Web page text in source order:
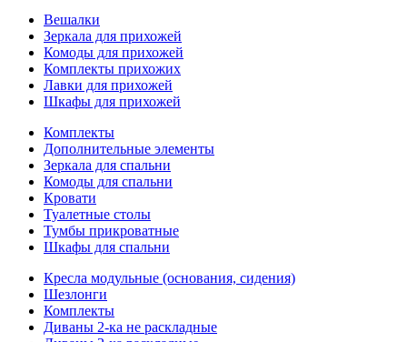
Вешалки
Зеркала для прихожей
Комоды для прихожей
Комплекты прихожих
Лавки для прихожей
Шкафы для прихожей
Комплекты
Дополнительные элементы
Зеркала для спальни
Комоды для спальни
Кровати
Туалетные столы
Тумбы прикроватные
Шкафы для спальни
Кресла модульные (основания, сидения)
Шезлонги
Комплекты
Диваны 2-ка не раскладные